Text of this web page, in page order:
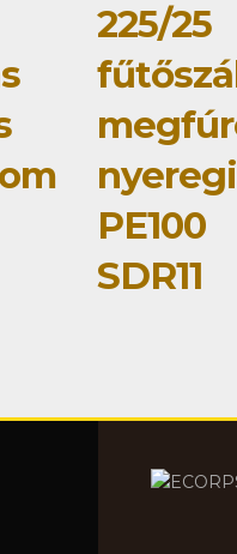
225/25
PE100
SDR11